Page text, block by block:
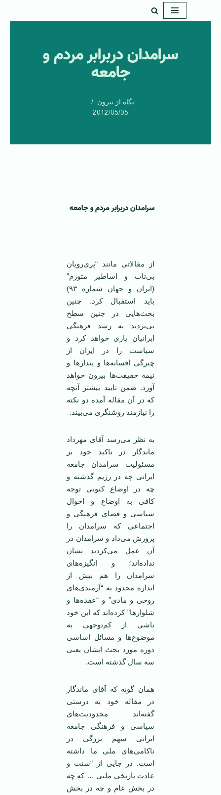
سرامدان دربرابر مردم و
جامعه
نگاه از بیرون
2012/05/05
سرامدان دربرابر مردم و جامعه
از مقالاتی مانند “پری‌رویان
بی‌تاب و اساطیر متورم”
(ایران و جهان شماره ٩٣)
باید استقبال کرد. چنین
بحث‌هایی در چنین سطح
بی‌تردید به رشد فرهنگی
ایرانیان یاری خواهد کرد و
سیاست را در ایران از
چیرگی افسانه‌ها و پندارها و
نیمه حقیقت‌ها بیرون خواهد
آورد. ضمن تایید بیشتر آنچه
که در آن مقاله آمده دو نکته
را نیازمند روشنگری می‌بیند.
به نظر می‌رسد آقای مهرداد
ماندگار در تاکید خود بر
مسئولیت سرامدان جامعه
ایرانی چه در رژیم گذشته و
چه در اوضاع کنونی توجه
کافی به اوضاع و احوال
سیاسی و فضای فرهنگی و
اجتماعی که سرامدان را
پرورش می‌داد و سرامدان در
آن عمل می‌کردند نشان
نداده‌اند؛ و انگیزه‌های
سرامدان را هم بیش از
اندازه محدود به “آزمندی‌های
روحی و مادی” و “عقده‌ها و
شلوارها” کرده‌اند که این خود
ناشی از کم‌توجهی به
موضوع‌ها و مسائل اساسی
دوره مورد بحث ایشان یعنی
سه سال گذشته است.
همان گونه که آقای ماندگار
در مقاله خود به درستی
گفته‌اند محدودیت‌های
سیاسی و فرهنگی جامعه
ایرانی سهم بزرگی در
ناکامی‌های ملی ما داشته
است. در جایی از “سنت و
عادت تاریخی ملتی … که چه
در بخش عام و چه در بخش